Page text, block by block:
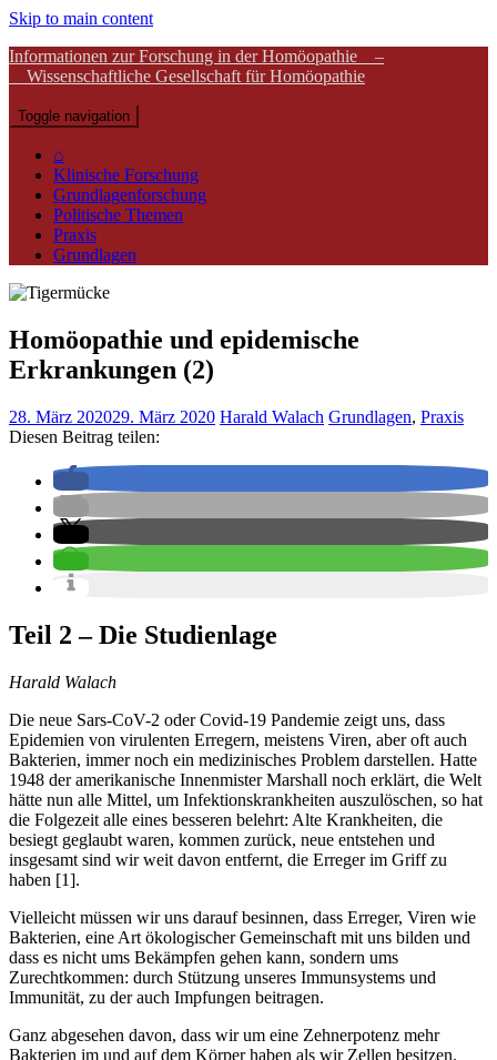
Skip to main content
Informationen zur Forschung in der Homöopathie –
Wissenschaftliche Gesellschaft für Homöopathie
Toggle navigation
⌂
Klinische Forschung
Grundlagenforschung
Politische Themen
Praxis
Grundlagen
Homöopathie und epidemische
Erkrankungen (2)
28. März 202029. März 2020 Harald Walach Grundlagen, Praxis
Diesen Beitrag teilen:
Teil 2 – Die Studienlage
Harald Walach
Die neue Sars-CoV-2 oder Covid-19 Pandemie zeigt uns, dass
Epidemien von virulenten Erregern, meistens Viren, aber oft auch
Bakterien, immer noch ein medizinisches Problem darstellen. Hatte
1948 der amerikanische Innenmister Marshall noch erklärt, die Welt
hätte nun alle Mittel, um Infektionskrankheiten auszulöschen, so hat
die Folgezeit alle eines besseren belehrt: Alte Krankheiten, die
besiegt geglaubt waren, kommen zurück, neue entstehen und
insgesamt sind wir weit davon entfernt, die Erreger im Griff zu
haben [1].
Vielleicht müssen wir uns darauf besinnen, dass Erreger, Viren wie
Bakterien, eine Art ökologischer Gemeinschaft mit uns bilden und
dass es nicht ums Bekämpfen gehen kann, sondern ums
Zurechtkommen: durch Stützung unseres Immunsystems und
Immunität, zu der auch Impfungen beitragen.
Ganz abgesehen davon, dass wir um eine Zehnerpotenz mehr
Bakterien im und auf dem Körper haben als wir Zellen besitzen.